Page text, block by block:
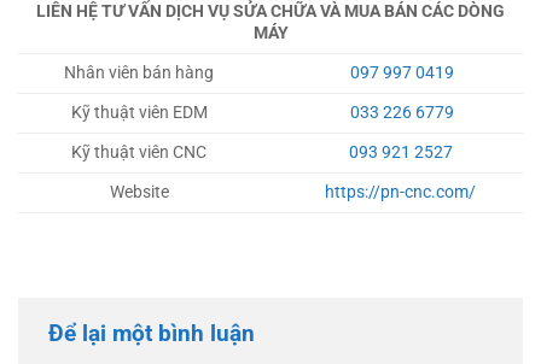
LIÊN HỆ TƯ VẤN DỊCH VỤ SỬA CHỮA VÀ MUA BÁN CÁC DÒNG
MÁY
Nhân viên bán hàng
097 997 0419
Kỹ thuật viên EDM
033 226 6779
Kỹ thuật viên CNC
093 921 2527
Website
https://pn-cnc.com/
Để lại một bình luận